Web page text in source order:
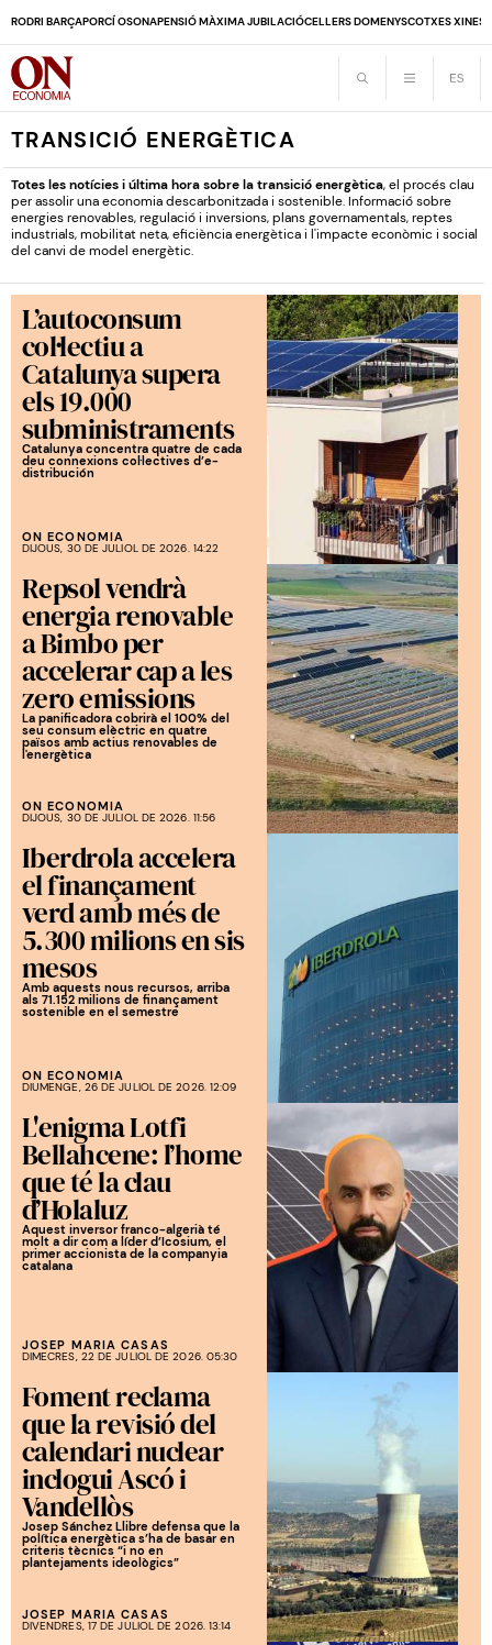
RODRI BARÇAPORCÍ OSONAPENSIÓ MÀXIMA JUBILACIÓCELLERS DOMENYSCOTXES
TRANSICIÓ ENERGÈTICA
Totes les notícies i última hora sobre la transició energètica, el procés clau
per assolir una economia descarbonitzada i sostenible. Informació sobre
energies renovables, regulació i inversions, plans governamentals, reptes
industrials, mobilitat neta, eficiència energètica i l'impacte econòmic i social
del canvi de model energètic.
L’autoconsum
col·lectiu a
Catalunya supera
els 19.000
subministraments
Catalunya concentra quatre de cada
deu connexions col·lectives d’e-
distribución
ON ECONOMIA
DIJOUS, 30 DE JULIOL DE 2026. 14:22
Repsol vendrà
energia renovable
a Bimbo per
accelerar cap a les
zero emissions
La panificadora cobrirà el 100% del
seu consum elèctric en quatre
països amb actius renovables de
l'energètica
ON ECONOMIA
DIJOUS, 30 DE JULIOL DE 2026. 11:56
Iberdrola accelera
el finançament
verd amb més de
5.300 milions en sis
mesos
Amb aquests nous recursos, arriba
als 71.152 milions de finançament
sostenible en el semestre
ON ECONOMIA
DIUMENGE, 26 DE JULIOL DE 2026. 12:09
L'enigma Lotfi
Bellahcene: l’home
que té la clau
d’Holaluz
Aquest inversor franco-algerià té
molt a dir com a líder d’Icosium, el
primer accionista de la companyia
catalana
JOSEP MARIA CASAS
DIMECRES, 22 DE JULIOL DE 2026. 05:30
Foment reclama
que la revisió del
calendari nuclear
inclogui Ascó i
Vandellòs
Josep Sánchez Llibre defensa que la
política energètica s’ha de basar en
criteris tècnics “i no en
plantejaments ideològics”
JOSEP MARIA CASAS
DIVENDRES, 17 DE JULIOL DE 2026. 13:14